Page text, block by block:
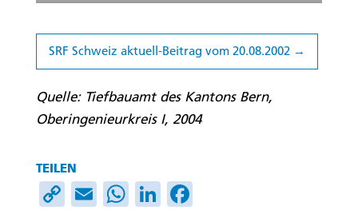
SRF Schweiz aktuell-Beitrag vom 20.08.2002
Quelle: Tiefbauamt des Kantons Bern,
Oberingenieurkreis I, 2004
TEILEN
CopyEmailWhatsApp
LinkedIn